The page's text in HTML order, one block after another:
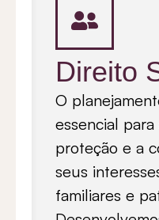
Direito
O
essencial
proteção e a
seus
familiares e